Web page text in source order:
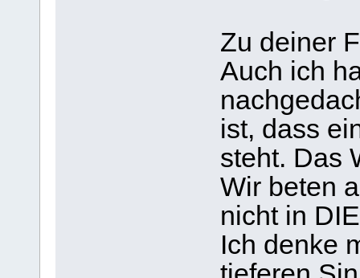
Zu deiner
Auch ich
ist, dass
steht. Das
Wir beten
nicht in
Ich denke